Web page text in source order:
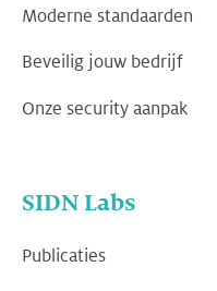
Moderne standaarden
Beveilig jouw bedrijf
Onze security aanpak
SIDN Labs
Publicaties